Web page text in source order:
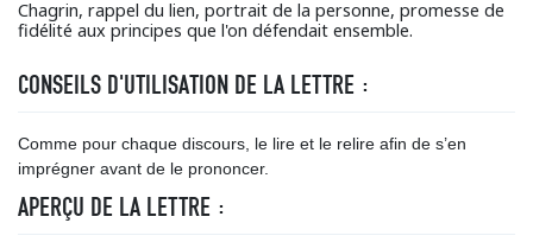
Chagrin, rappel du lien, portrait de la personne, promesse de
fidélité aux principes que l'on défendait ensemble.
CONSEILS D'UTILISATION DE LA LETTRE :
Comme pour chaque discours, le lire et le relire afin de s’en
imprégner avant de le prononcer.
APERÇU DE LA LETTRE :